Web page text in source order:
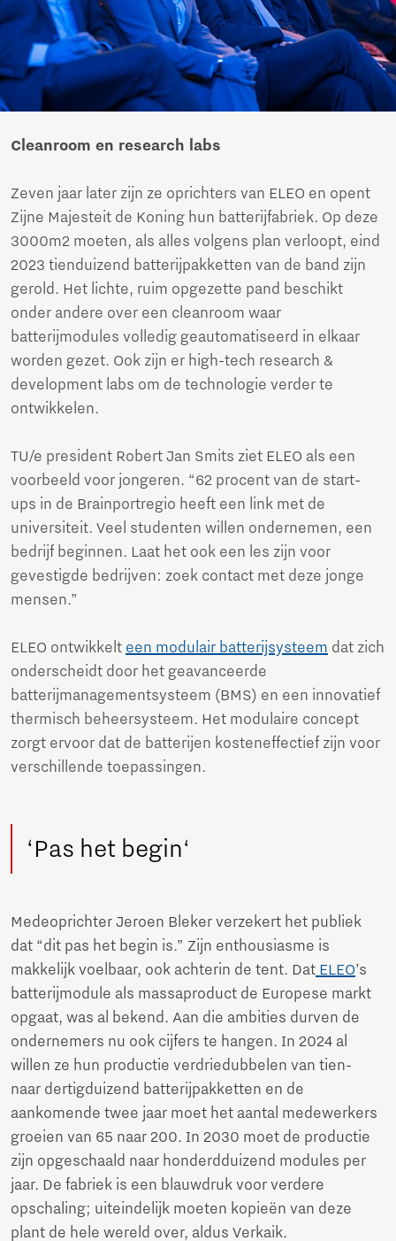
Cleanroom en research labs
Zeven jaar later zijn ze oprichters van ELEO en opent
Zijne Majesteit de Koning hun batterijfabriek. Op deze
3000m2 moeten, als alles volgens plan verloopt, eind
2023 tienduizend batterijpakketten van de band zijn
gerold. Het lichte, ruim opgezette pand beschikt
onder andere over een cleanroom waar
batterijmodules volledig geautomatiseerd in elkaar
worden gezet. Ook zijn er high-tech research &
development labs om de technologie verder te
ontwikkelen.
TU/e president Robert Jan Smits ziet ELEO als een
voorbeeld voor jongeren. “62 procent van de start-
ups in de Brainportregio heeft een link met de
universiteit. Veel studenten willen ondernemen, een
bedrijf beginnen. Laat het ook een les zijn voor
gevestigde bedrijven: zoek contact met deze jonge
mensen.”
ELEO ontwikkelt een modulair batterijsysteem dat zich
onderscheidt door het geavanceerde
batterijmanagementsysteem (BMS) en een innovatief
thermisch beheersysteem. Het modulaire concept
zorgt ervoor dat de batterijen kosteneffectief zijn voor
verschillende toepassingen.
‘Pas het begin‘
Medeoprichter Jeroen Bleker verzekert het publiek
dat “dit pas het begin is.” Zijn enthousiasme is
makkelijk voelbaar, ook achterin de tent. Dat ELEO’s
batterijmodule als massaproduct de Europese markt
opgaat, was al bekend. Aan die ambities durven de
ondernemers nu ook cijfers te hangen. In 2024 al
willen ze hun productie verdriedubbelen van tien-
naar dertigduizend batterijpakketten en de
aankomende twee jaar moet het aantal medewerkers
groeien van 65 naar 200. In 2030 moet de productie
zijn opgeschaald naar honderdduizend modules per
jaar. De fabriek is een blauwdruk voor verdere
opschaling; uiteindelijk moeten kopieën van deze
plant de hele wereld over, aldus Verkaik.